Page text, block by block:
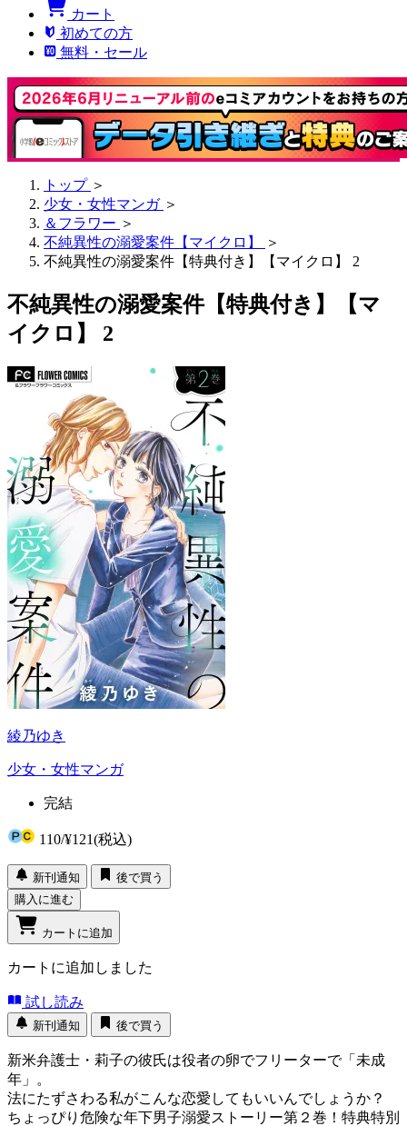
カート
初めての方
無料・セール
トップ ＞
少女・女性マンガ ＞
＆フラワー ＞
不純異性の溺愛案件【マイクロ】
＞
不純異性の溺愛案件【特典付き】【マイクロ】 2
不純異性の溺愛案件【特典付き】【マ
イクロ】 2
綾乃ゆき
少女・女性マンガ
完結
110/¥121(税込)
新刊通知
後で買う
購入に進む
カートに追加
カートに追加しました
試し読み
新刊通知 後で買う
新米弁護士・莉子の彼氏は役者の卵でフリーターで「未成
年」。
法にたずさわる私がこんな恋愛してもいいんでしょうか？
ちょっぴり危険な年下男子溺愛ストーリー第２巻！特典特別